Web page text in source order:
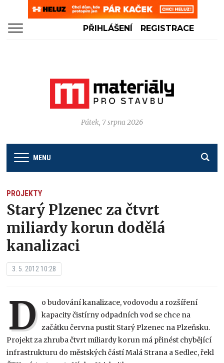
PŘIHLÁŠENÍ REGISTRACE
Pátek, 7 srpna 2026
MENU
PROJEKTY
Starý Plzenec za čtvrt
miliardy korun dodělá
kanalizaci
3. 5. 2012 10:28
D o budování kanalizace, vodovodu a rozšíření
kapacity čistírny odpadních vod se chce na
začátku června pustit Starý Plzenec na Plzeňsku.
Projekt za zhruba čtvrt miliardy korun má přinést chybějící
infrastrukturu do městských částí Malá Strana a Sedlec, řekl